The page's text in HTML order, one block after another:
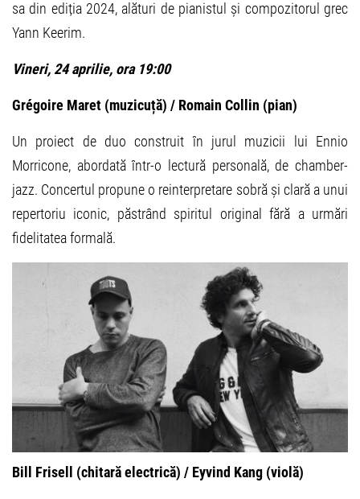
sa din ediția 2024, alături de pianistul și compozitorul grec
Yann Keerim.
Vineri, 24 aprilie, ora 19:00
Grégoire Maret (muzicuță) / Romain Collin (pian)
Un proiect de duo construit în jurul muzicii lui Ennio
Morricone, abordată într-o lectură personală, de chamber-
jazz. Concertul propune o reinterpretare sobră și clară a unui
repertoriu iconic, păstrând spiritul original fără a urmări
fidelitatea formală.
Bill Frisell (chitară electrică) / Eyvind Kang (violă)